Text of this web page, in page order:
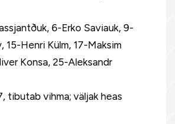
6-Erko Saviauk, 9-
15-Henri Külm, 17-Maksim
Konsa, 25-Aleksandr
tibutab vihma; väljak heas